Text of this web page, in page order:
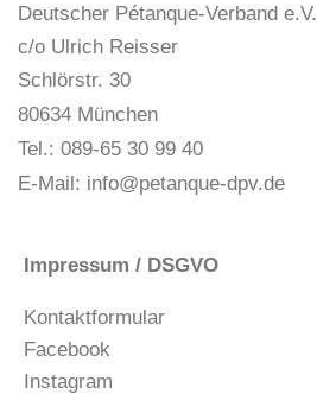
Deutscher Pétanque-Verband e.V.
c/o Ulrich Reisser
Schlörstr. 30
80634 München
Tel.: 089-65 30 99 40
E-Mail: info@petanque-dpv.de
Impressum / DSGVO
Kontaktformular
Facebook
Instagram